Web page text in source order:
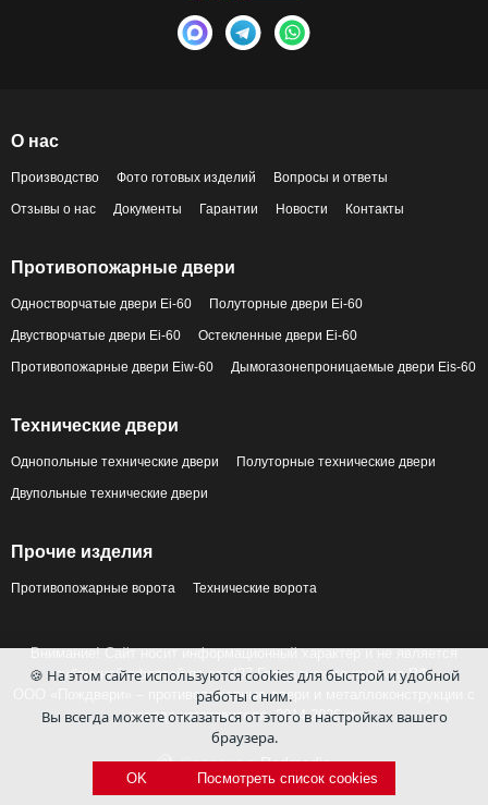
О нас
Производство Фото готовых изделий Вопросы и ответы
Отзывы о нас Документы Гарантии Новости Контакты
Противопожарные двери
Одностворчатые двери Ei-60 Полуторные двери Ei-60
Двустворчатые двери Ei-60 Остекленные двери Ei-60
Противопожарные двери Eiw-60 Дымогазонепроницаемые двери Eis-60
Технические двери
Однопольные технические двери Полуторные технические двери
Двупольные технические двери
Прочие изделия
Противопожарные ворота Технические ворота
Внимание! Сайт носит информационный характер и не является
публичной офертой по ст. 437 Гражданского кодекса РФ.
ООО «Пождвери» – противопожарные двери и металлоконструкции с
завода-изготовителя, 2014-2026 гг.
Сделано вRedmedia
🍪 На этом сайте используются cookies для быстрой и удобной
работы с ним.
Вы всегда можете отказаться от этого в настройках вашего
браузера.
OK Посмотреть список cookies